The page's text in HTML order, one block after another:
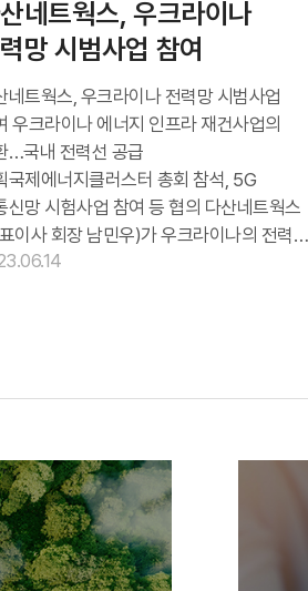
네트웍스, 우크라이나
망 시범사업 참여
네트웍스, 우크라이나 전력망 시범사업
우크라이나 에너지 인프라 재건사업의
…국내 전력선 공급
국제에너지클러스터 총회 참석, 5G
신망 시험사업 참여 등 협의 다산네트웍스
이사 회장 남민우)가 우크라이나의 전력망
신망 등을 재건하는 지원사업에
/회장 만타나 내쉴렌)의 연례 총회에
하는 설명회를 진행했다고 밝혔다.2018년
설립된 국제에너지클러스터는 독일,
라이나, 리투아니아 및 기타 EU 국가가
하고 있는 민간 단체로서 에너지 부문
들을 중심으로 변전소 설계 및 건설,